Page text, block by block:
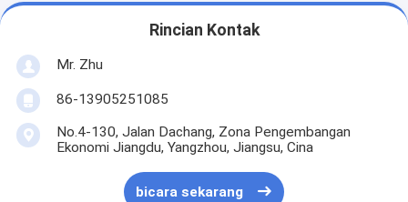
Rincian Kontak
Mr. Zhu
86-13905251085
No.4-130, Jalan Dachang, Zona Pengembangan
Ekonomi Jiangdu, Yangzhou, Jiangsu, Cina
bicara sekarang